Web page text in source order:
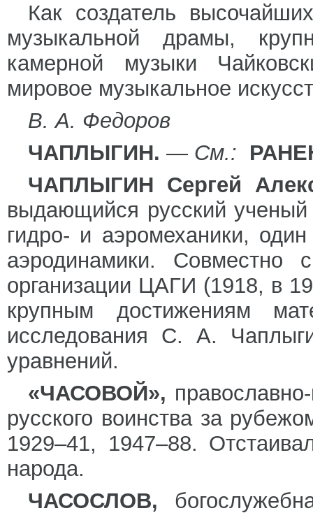
Как создатель
музыкальной драмы,
камерной музыки
мировое музыкальное
В. А. Федоров
ЧАПЛЫГИН. — См.:
ЧАПЛЫГИН Сергей
выдающийся русский ученый
гидро- и аэромеханики,
аэродинамики.
организации ЦАГИ (1918, в
крупным достижениям
исследования С. А.
уравнений.
«ЧАСОВОЙ»,
русского воинства за
1929–41, 1947–88.
народа.
ЧАСОСЛОВ,